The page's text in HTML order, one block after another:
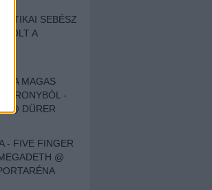
SEBÉSZ
VOLT A
A MAGAS
-
@ DÜRER
- FIVE FINGER
@